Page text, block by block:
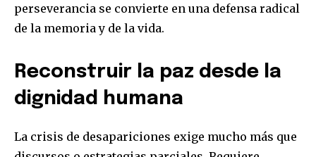
perseverancia se convierte en una defensa radical
de la memoria y de la vida.
Reconstruir la paz desde la
dignidad humana
La crisis de desapariciones exige mucho más que